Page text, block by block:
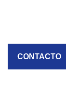
CONTACTO